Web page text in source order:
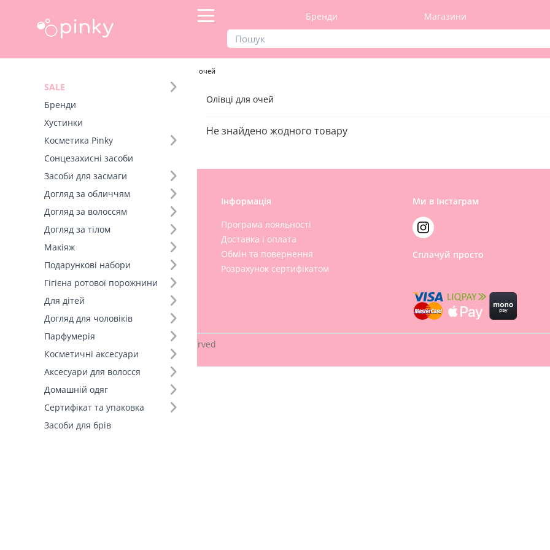
Бренди Магазини
SALE
Бренди
Хустинки
Косметика Pinky
Сонцезахисні засоби
Засоби для засмаги
Догляд за обличчям
Догляд за волоссям
Догляд за тілом
Макіяж
Подарункові набори
Гігієна ротової порожнини
Для дітей
Догляд для чоловіків
Парфумерія
Косметичні аксесуари
Аксесуари для волосся
Домашній одяг
Сертифікат та упаковка
Засоби для брів
Олівці для очей
Олівці для очей
Не знайдено жодного товару
Допомога
Бренди
Франшиза
Договір оферти
Політика конфіденційності
Інформація
Програма лояльності
Доставка і оплата
Обмін та повернення
Розрахунок сертифікатом
Ми в Інстаграм
Сплачуй просто
Copyright © 2026 . All Rights Reserved